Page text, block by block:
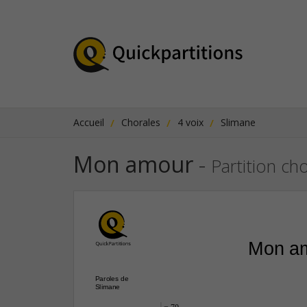
Accueil Chorales 4 voix Slimane
Mon amour - Partition
Mon
Paroles de
Slimane